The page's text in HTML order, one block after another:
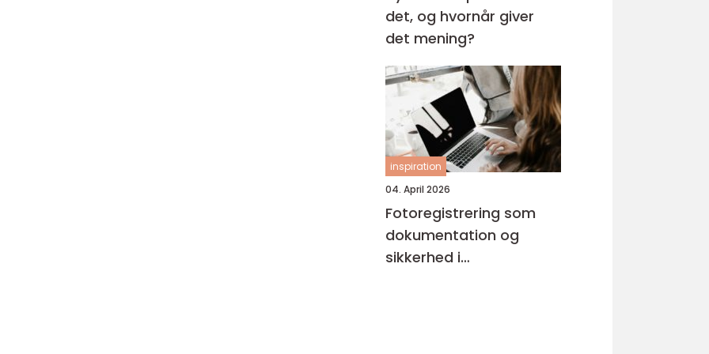
det, og hvornår giver
det mening?
inspiration
04. April 2026
Fotoregistrering som
dokumentation og
sikkerhed i